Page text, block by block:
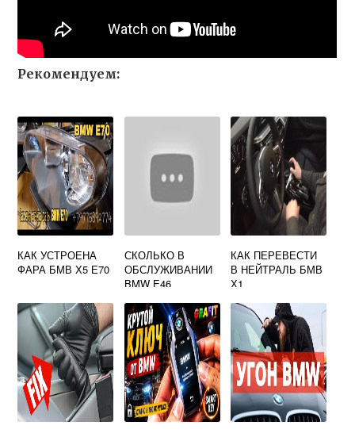
Рекомендуем:
КАК УСТРОЕНА
ФАРА БМВ Х5 Е70
СКОЛЬКО В
ОБСЛУЖИВАНИИ
BMW E46
КАК ПЕРЕВЕСТИ
В НЕЙТРАЛЬ БМВ
Х1